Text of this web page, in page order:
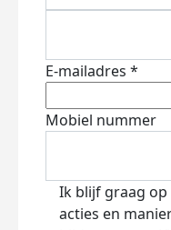
E-mailadres *
Mobiel nummer
Ik blijf graag op
acties en